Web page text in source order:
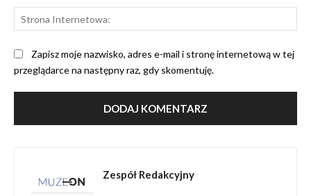
Zapisz moje nazwisko, adres e-mail i stronę internetową w tej
przeglądarce na następny raz, gdy skomentuję.
Zespół Redakcyjny